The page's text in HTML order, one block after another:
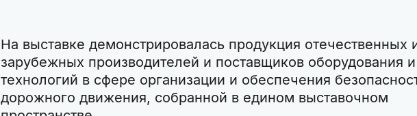
На выставке демонстрировалась продукция отечественных
зарубежных производителей и поставщиков оборудования и
технологий в сфере организации и обеспечения
дорожного движения, собранной в едином выставочном